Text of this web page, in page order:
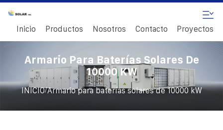
Inicio Productos Nosotros Contacto Proyectos
Armario Para Baterías Solares De
10000 KW
INICIO/Armario para baterías solares de 10000 kW